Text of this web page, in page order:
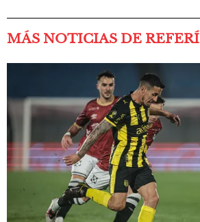
MÁS NOTICIAS DE REFERÍ